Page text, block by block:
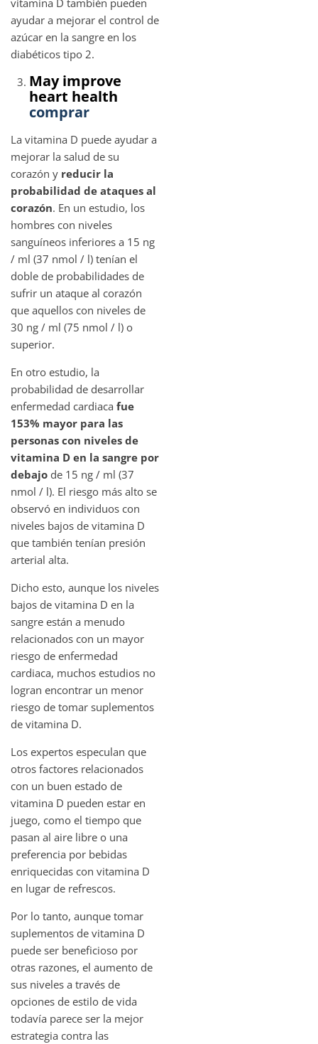
ayudar a mejorar el control de
azúcar en la sangre en los
diabéticos tipo 2.
May improve
heart health
comprar
La vitamina D puede ayudar a
mejorar la salud de su
corazón y reducir la
probabilidad de ataques al
corazón. En un estudio, los
hombres con niveles
sanguíneos inferiores a 15 ng
/ ml (37 nmol / l) tenían el
doble de probabilidades de
sufrir un ataque al corazón
que aquellos con niveles de
30 ng / ml (75 nmol / l) o
superior.
En otro estudio, la
probabilidad de desarrollar
enfermedad cardiaca fue
153% mayor para las
personas con niveles de
vitamina D en la sangre por
debajo de 15 ng / ml (37
nmol / l). El riesgo más alto se
observó en individuos con
niveles bajos de vitamina D
que también tenían presión
arterial alta.
Dicho esto, aunque los niveles
bajos de vitamina D en la
sangre están a menudo
relacionados con un mayor
riesgo de enfermedad
cardiaca, muchos estudios no
logran encontrar un menor
riesgo de tomar suplementos
de vitamina D.
Los expertos especulan que
otros factores relacionados
con un buen estado de
vitamina D pueden estar en
juego, como el tiempo que
pasan al aire libre o una
preferencia por bebidas
enriquecidas con vitamina D
en lugar de refrescos.
Por lo tanto, aunque tomar
suplementos de vitamina D
puede ser beneficioso por
otras razones, el aumento de
sus niveles a través de
opciones de estilo de vida
todavía parece ser la mejor
estrategia contra las